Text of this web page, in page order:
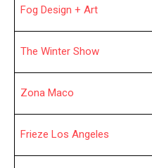
Fog Design + Art
The Winter Show
Zona Maco
Frieze Los Angeles